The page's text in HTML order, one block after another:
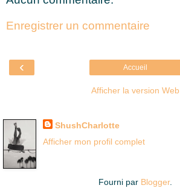
Enregistrer un commentaire
‹ Accueil
Afficher la version Web
ShushCharlotte
Afficher mon profil complet
Fourni par Blogger.